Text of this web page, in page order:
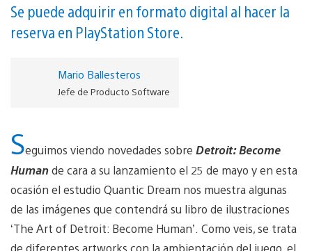
Se puede adquirir en formato digital al hacer la
reserva en PlayStation Store.
Mario Ballesteros
Jefe de Producto Software
Seguimos viendo novedades sobre Detroit: Become
Humande cara a su lanzamiento el 25 de mayo y en esta
ocasión el estudio Quantic Dream nos muestra algunas
de las imágenes que contendrá su libro de ilustraciones
‘The Art of Detroit: Become Human’. Como veis, se trata
de diferentes artworks con la ambientación del juego, el